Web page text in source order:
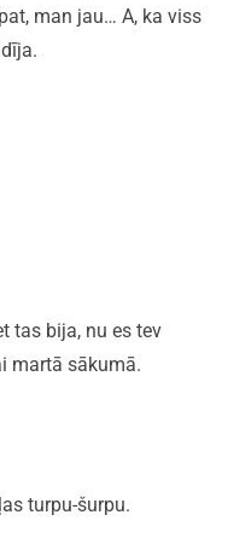
man jau… A, ka viss
tas bija, nu es tev
martā sākumā.
turpu-šurpu.